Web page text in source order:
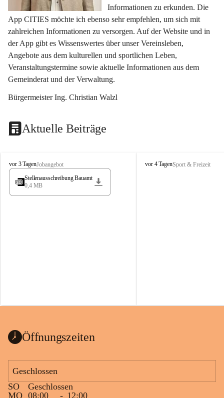
Informationen zu erkunden. Die
App CITIES möchte ich ebenso sehr empfehlen, um sich mit
zahlreichen Informationen zu versorgen. Auf der Website und in
der App gibt es Wissenswertes über unser Vereinsleben,
Angebote aus dem kulturellen und sportlichen Leben,
Veranstaltungstermine sowie aktuelle Informationen aus dem
Gemeinderat und der Verwaltung.
Bürgermeister Ing. Christian Walzl
Aktuelle Beiträge
S
t
s
vor 3 TagenJobangebot
Stellenausschreibung Bauamt
0,4 MB
S
vor 4 TagenSport & Freizeit
Öffnungszeiten
Geschlossen
SO
Geschlossen
MO 08:00 - 12:00